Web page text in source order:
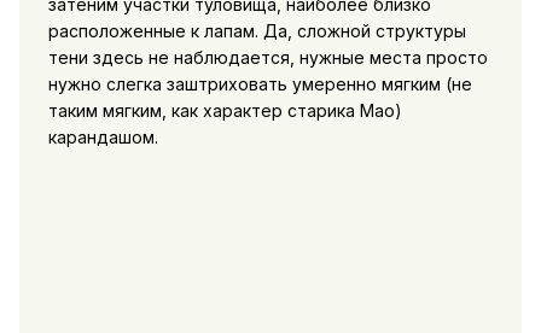
затеним участки туловища, наиболее близко
расположенные к лапам. Да, сложной структуры
тени здесь не наблюдается, нужные места просто
нужно слегка заштриховать умеренно мягким (не
таким мягким, как характер старика Мао)
карандашом.